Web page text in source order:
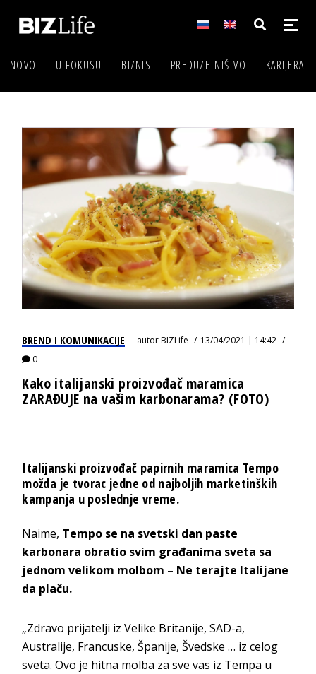
NOVO U FOKUSU BIZNIS PREDUZETNIŠTVO KARIJERA
BREND I KOMUNIKACIJE autorBIZLife
13/04/2021 | 14:42
0
Kako italijanski proizvođač maramica
ZARAĐUJE na vašim karbonarama? (FOTO)
Italijanski proizvođač papirnih maramica Tempo
možda je tvorac jedne od najboljih marketinških
kampanja u poslednje vreme.
Naime, Tempo se na svetski dan paste
karbonara obratio svim građanima sveta sa
jednom velikom molbom – Ne terajte Italijane
da plaču.
„Zdravo prijatelji iz Velike Britanije, SAD-a,
Australije, Francuske, Španije, Švedske … iz celog
sveta. Ovo je hitna molba za sve vas iz Tempa u